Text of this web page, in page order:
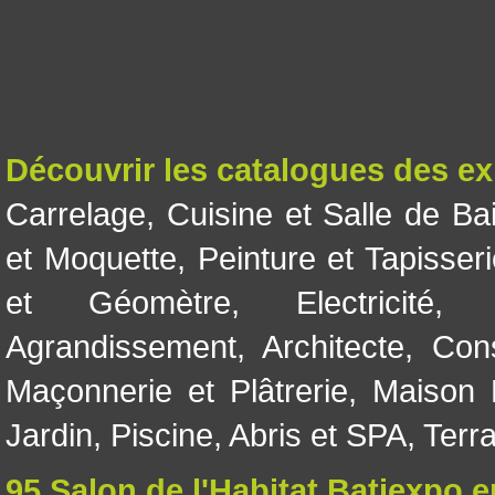
Découvrir les catalogues des
Carrelage, Cuisine et Salle de
et Moquette, Peinture et
et Géomètre, Electricité
Agrandissement, Architecte,
Maçonnerie et Plâtrerie, Maison
Jardin, Piscine, Abris et SPA,